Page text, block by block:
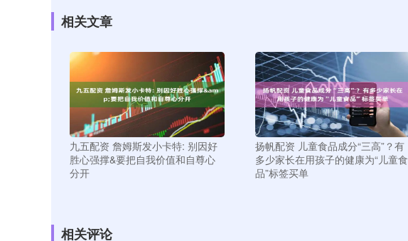
相关文章
九五配资 詹姆斯发小卡特: 别因好
胜心强撑&要把自我价值和自尊心
分开
扬帆配资 儿童食品成分“三高”？有
多少家长在用孩子的健康为“儿童食
品”标签买单
相关评论